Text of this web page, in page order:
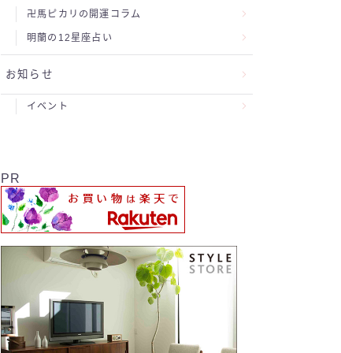
卍馬ピカリの開運コラム
明蘭の12星座占い
お知らせ
イベント
PR